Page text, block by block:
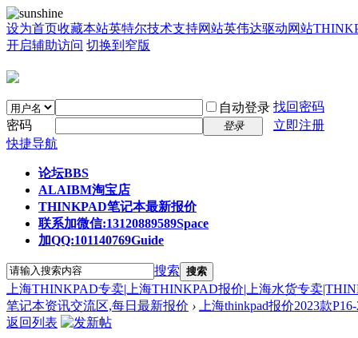
设为首页收藏本站英特尔技术支持网站英伟达驱动网站
开启辅助访问 切换到窄版
自动登录 找回密码
密码
登录
立即注册
快捷导航
论坛BBS
ALAIBM淘宝店
THINKPAD笔记本最新报价
联系加微信:13120889589Space
加QQ:101140769Guide
搜索 搜索
上海THINKPAD专卖|上海THINKPAD报价|上海水货专卖
笔记本资讯交流区,每日最新报价 ›
上海thinkpad报价2023款
返回列表